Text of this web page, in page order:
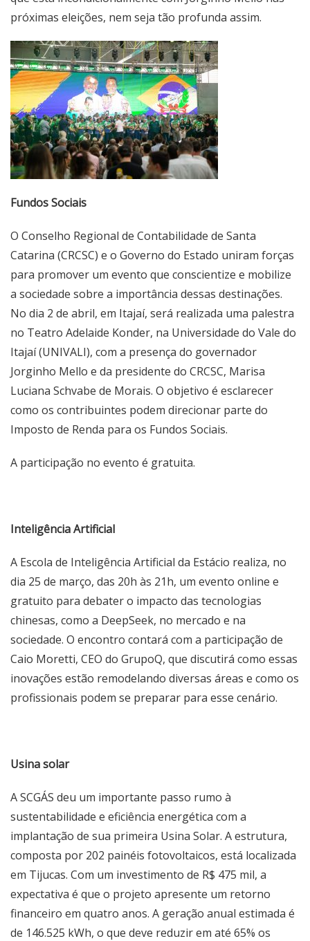
próximas eleições, nem seja tão profunda assim.
Fundos Sociais
O Conselho Regional de Contabilidade de Santa
Catarina (CRCSC) e o Governo do Estado uniram forças
para promover um evento que conscientize e mobilize
a sociedade sobre a importância dessas destinações.
No dia 2 de abril, em Itajaí, será realizada uma palestra
no Teatro Adelaide Konder, na Universidade do Vale do
Itajaí (UNIVALI), com a presença do governador
Jorginho Mello e da presidente do CRCSC, Marisa
Luciana Schvabe de Morais. O objetivo é esclarecer
como os contribuintes podem direcionar parte do
Imposto de Renda para os Fundos Sociais.
A participação no evento é gratuita.
Inteligência Artificial
A Escola de Inteligência Artificial da Estácio realiza, no
dia 25 de março, das 20h às 21h, um evento online e
gratuito para debater o impacto das tecnologias
chinesas, como a DeepSeek, no mercado e na
sociedade. O encontro contará com a participação de
Caio Moretti, CEO do GrupoQ, que discutirá como essas
inovações estão remodelando diversas áreas e como os
profissionais podem se preparar para esse cenário.
Usina solar
A SCGÁS deu um importante passo rumo à
sustentabilidade e eficiência energética com a
implantação de sua primeira Usina Solar. A estrutura,
composta por 202 painéis fotovoltaicos, está localizada
em Tijucas. Com um investimento de R$ 475 mil, a
expectativa é que o projeto apresente um retorno
financeiro em quatro anos. A geração anual estimada é
de 146.525 kWh, o que deve reduzir em até 65% os